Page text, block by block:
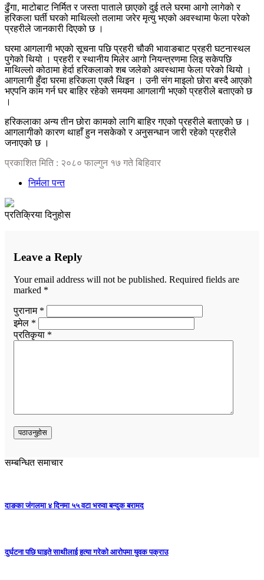
ढुँगा, माटोबाट निर्मित र जस्ता पाताले छाएको दुई तले घरमा आगो लागेको र
हरिकला घर्ती घरको माथिल्लो तलामा जरेर मृत्यु भएको अवस्थामा फेला परेको
प्रहरीले जानकारी दिएको छ ।
घरमा आगलागी भएको सूचना पछि प्रहरी चौकी भावाङबाट प्रहरी घटनास्थल
पुगेको थियो । प्रहरी र स्थानीय मिलेर आगो नियन्त्रणमा लिइ सकेपछि
माथिल्लो कोठामा हेर्दा हरिकलाको शब जलेको अवस्थामा फेला परेको थियो ।
आगलागी हुँदा घरमा हरिकला एक्लै थिइन । उनी संग माइलो छोरा बस्दै आएको
भएपनि काम गर्न घर बाहिर रहेको समयमा आगलागी भएको प्रहरीले बताएको छ
।
हरिकलाका अन्य तीन छोरा कामको लागि बाहिर गएको प्रहरीले बताएको छ ।
आगलागीको कारण थाहाँ हुन नसकेको र अनुसन्धान जारी रहेको प्रहरीले
जनाएको छ ।
प्रकाशित मिति : २०८० फाल्गुन १७ गते बिहिवार
निर्मला पन्त
प्रतिक्रिया दिनुहोस
Leave a Reply
Your email address will not be published. Required fields are
marked *
पुरानाम *
इमेल *
प्रतिकृया *
सम्बन्धित समाचार
दाङका जंगलमा ४ दिनमा ५५ वटा भरुवा बन्दुक बरामद
दुर्घटना पछि घाइते साथीलाई हत्या गरेको आरोपमा युवक पक्राउ